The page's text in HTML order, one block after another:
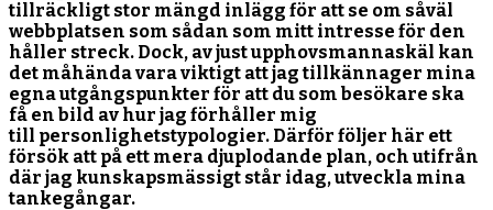
tillräckligt stor mängd inlägg för att se om såväl
webbplatsen som sådan som mitt intresse för den
håller streck. Dock, av just upphovsmannaskäl kan
det måhända vara viktigt att jag tillkännager mina
egna utgångspunkter för att du som besökare ska
få en bild av hur jag förhåller mig
till personlighetstypologier. Därför följer här ett
försök att på ett mera djuplodande plan, och utifrån
där jag kunskapsmässigt står idag, utveckla mina
tankegångar.